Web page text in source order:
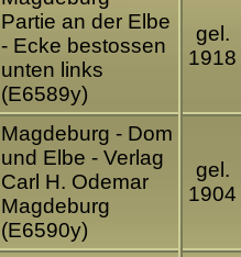
Partie an der Elbe
- Ecke bestossen
unten links
(E6589y)
gel.
1918
Magdeburg - Dom
und Elbe - Verlag
Carl H. Odemar
Magdeburg
(E6590y)
gel.
1904